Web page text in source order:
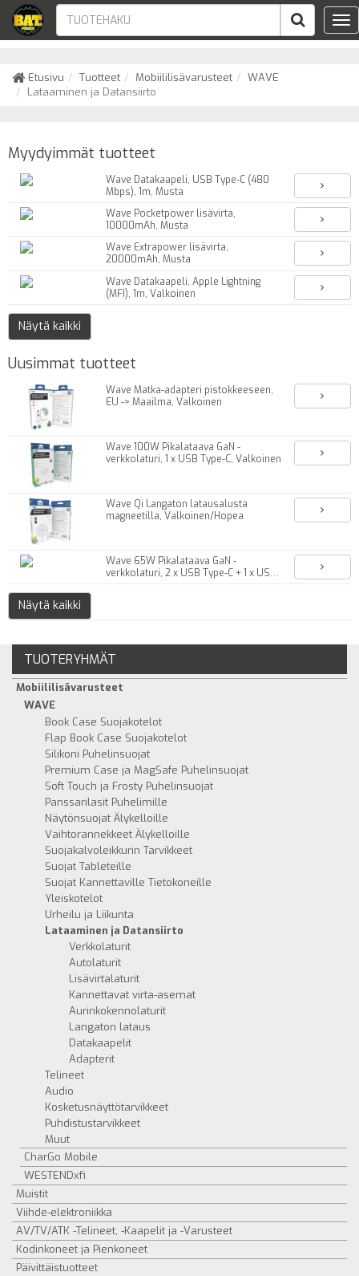
Etusivu Tuotteet Mobiililisävarusteet
WAVE
Lataaminen ja Datansiirto
Myydyimmät tuotteet
Wave Datakaapeli, USB Type-C (480
Mbps), 1m, Musta
Wave Pocketpower lisävirta,
10000mAh, Musta
Wave Extrapower lisävirta,
20000mAh, Musta
Wave Datakaapeli, Apple Lightning
(MFI), 1m, Valkoinen
Näytä kaikki
Uusimmat tuotteet
Wave Matka-adapteri pistokkeeseen,
EU -> Maailma, Valkoinen
Wave 100W Pikalataava GaN -
verkkolaturi, 1 x USB Type-C, Valkoinen
Wave Qi Langaton latausalusta
magneetilla, Valkoinen/Hopea
Wave 65W Pikalataava GaN -
verkkolaturi, 2 x USB Type-C + 1 x USB-
Näytä kaikki
TUOTERYHMÄT
Mobiililisävarusteet
WAVE
Book Case Suojakotelot
Flap Book Case Suojakotelot
Silikoni Puhelinsuojat
Premium Case ja MagSafe Puhelinsuojat
Soft Touch ja Frosty Puhelinsuojat
Panssarilasit Puhelimille
Näytönsuojat Älykelloille
Vaihtorannekkeet Älykelloille
Suojakalvoleikkurin Tarvikkeet
Suojat Tableteille
Suojat Kannettaville Tietokoneille
Yleiskotelot
Urheilu ja Liikunta
Lataaminen ja Datansiirto
Verkkolaturit
Autolaturit
Lisävirtalaturit
Kannettavat virta-asemat
Aurinkokennolaturit
Langaton lataus
Datakaapelit
Adapterit
Telineet
Audio
Kosketusnäyttötarvikkeet
Puhdistustarvikkeet
Muut
CharGo Mobile
WESTENDxfi
Muistit
Viihde-elektroniikka
AV/TV/ATK -Telineet, -Kaapelit ja -Varusteet
Kodinkoneet ja Pienkoneet
Päivittäistuotteet